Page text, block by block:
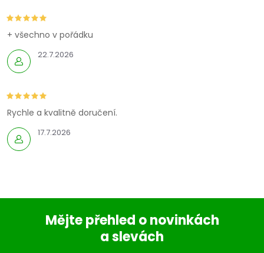
22.7.2026
+ všechno v pořádku
17.7.2026
Rychle a kvalitně doručení.
Mějte přehled o novinkách
a slevách